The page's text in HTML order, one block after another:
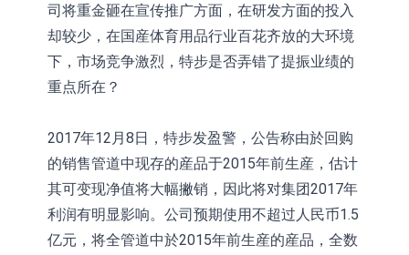
司将重金砸在宣传推广方面，在研发方面的投入
却较少，在国産体育用品行业百花齐放的大环境
下，市场竞争激烈，特步是否弄错了提振业绩的
重点所在？
2017年12月8日，特步发盈警，公告称由於回购
的销售管道中现存的産品于2015年前生産，估计
其可变现净值将大幅撇销，因此将对集团2017年
利润有明显影响。公司预期使用不超过人民币1.5
亿元，将全管道中於2015年前生産的産品，全数